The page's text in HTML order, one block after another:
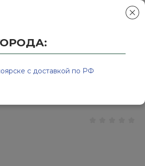
- магазин лакокрасочной продукции и
стандартный (4л) MAX
с доставкой по РФ